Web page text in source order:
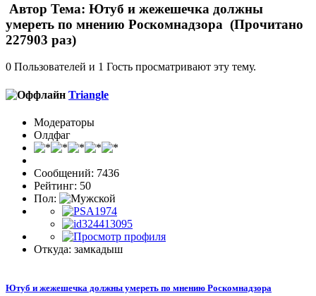
Автор Тема: Ютуб и жежешечка должны
умереть по мнению Роскомнадзора (Прочитано
227903 раз)
0 Пользователей и 1 Гость просматривают эту тему.
Triangle
Модераторы
Олдфаг
Сообщений: 7436
Рейтинг: 50
Пол:
Откуда: замкадыш
Ютуб и жежешечка должны умереть по мнению Роскомнадзора